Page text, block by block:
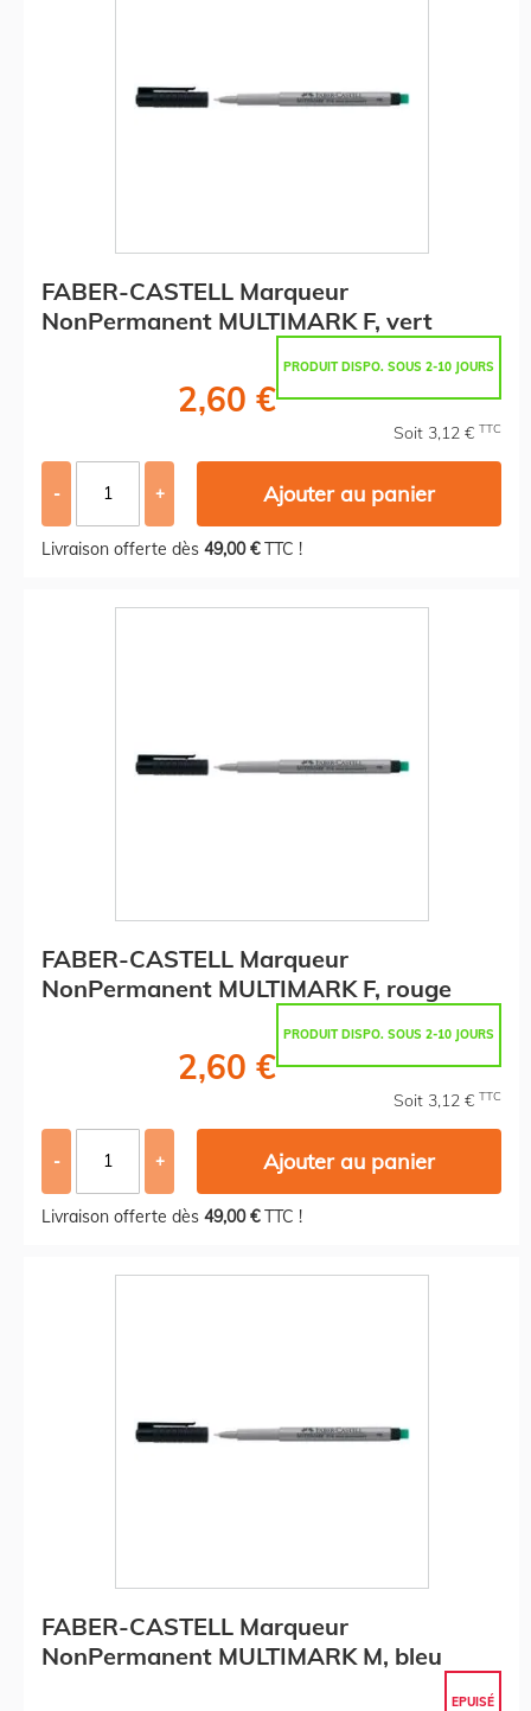
FABER-CASTELL Marqueur
NonPermanent MULTIMARK F, vert
PRODUIT DISPO. SOUS 2-10 JOURS
2,60 €
Soit 3,12 € TTC
- + Ajouter au panier
Livraison offerte dès 49,00 €TTC !
FABER-CASTELL Marqueur
NonPermanent MULTIMARK F, rouge
PRODUIT DISPO. SOUS 2-10 JOURS
2,60 €
Soit 3,12 € TTC
- + Ajouter au panier
Livraison offerte dès 49,00 €TTC !
FABER-CASTELL Marqueur
NonPermanent MULTIMARK M, bleu
EPUISÉ